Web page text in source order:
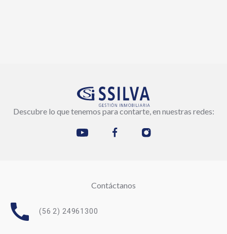
Descubre lo que tenemos para contarte, en nuestras redes:
Contáctanos
call (56 2) 24961300